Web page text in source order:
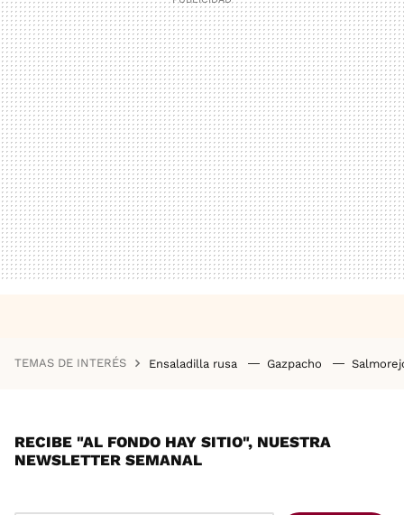
TEMAS DE INTERÉS Ensaladilla rusa Gazpacho
RECIBE "AL FONDO HAY SITIO", NUESTRA
NEWSLETTER SEMANAL